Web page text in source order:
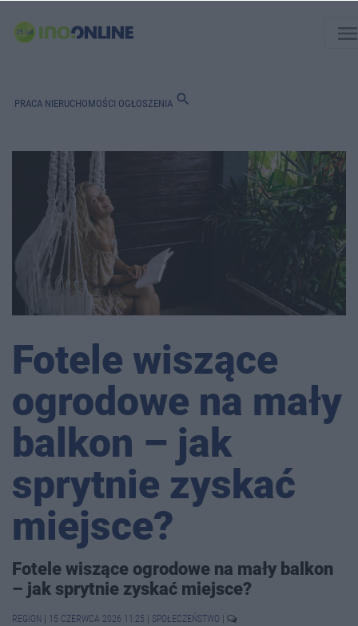
PRACA NIERUCHOMOŚCI OGŁOSZENIA search
Fotele wiszące
ogrodowe na mały
balkon – jak
sprytnie zyskać
miejsce?
Fotele wiszące ogrodowe na mały balkon
– jak sprytnie zyskać miejsce?
REGION 15 CZERWCA 2026 11:25 SPOŁECZEŃSTWO